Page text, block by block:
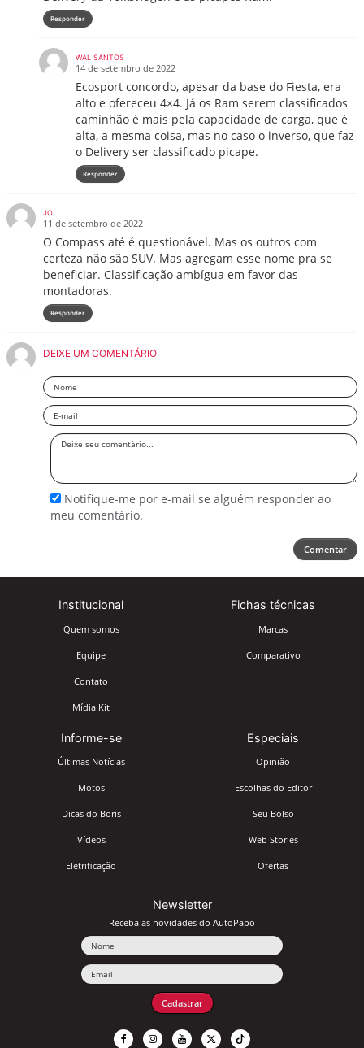
Responder
WAL SANTOS
14 de setembro de 2022
Ecosport concordo, apesar da base do Fiesta, era
alto e ofereceu 4×4. Já os Ram serem classificados
caminhão é mais pela capacidade de carga, que é
alta, a mesma coisa, mas no caso o inverso, que faz
o Delivery ser classificado picape.
Responder
JO
11 de setembro de 2022
O Compass até é questionável. Mas os outros com
certeza não são SUV. Mas agregam esse nome pra se
beneficiar. Classificação ambígua em favor das
montadoras.
Responder
DEIXE UM COMENTÁRIO
Nome
Email
Deixe
Notifique-me por e-mail se alguém responder ao
meu comentário.
Comentar
Institucional
Quem somos
Equipe
Contato
Mídia Kit
Fichas técnicas
Marcas
Comparativo
Informe-se
Últimas Notícias
Motos
Dicas do Boris
Vídeos
Eletrificação
Especiais
Opinião
Escolhas do Editor
Seu Bolso
Web Stories
Ofertas
Newsletter
Receba as novidades do AutoPapo
Cadastrar